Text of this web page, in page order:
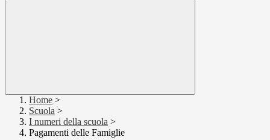
Home >
Scuola >
I numeri della scuola >
Pagamenti delle Famiglie